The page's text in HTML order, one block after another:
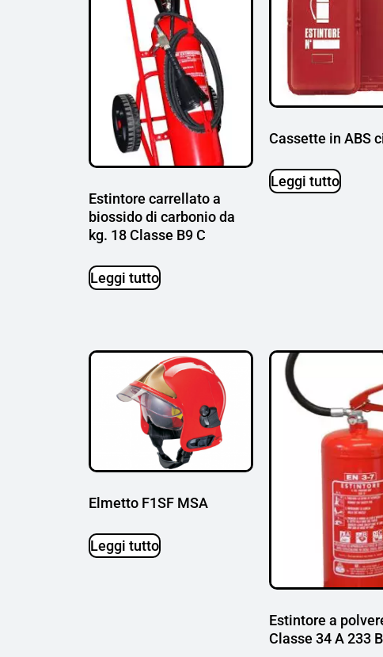
Estintore carrellato a
biossido di carbonio da
kg. 18 Classe B9 C
Leggi tutto
Cassette in ABS
Leggi tutto
Elmetto F1SF MSA
Leggi tutto
Estintore a
Classe 34 A 233